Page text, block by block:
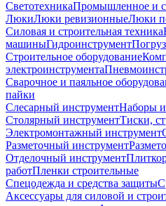
СветотехникаПромышленное и
ЛюкиЛюки ревизионныеЛюки
Силовая и строительная техника
машиныГидроинструмент
Строительное оборудование
электроинструмента
Сварочное и паяльное
пайки
Слесарный инструментНаборы
Столярный инструментТиски,
Электромонтажный инструмент
Разметочный инструмент
Отделочный инструмент
работПленки строительные
Спецодежда и средства защиты
Аксессуары для силовой и